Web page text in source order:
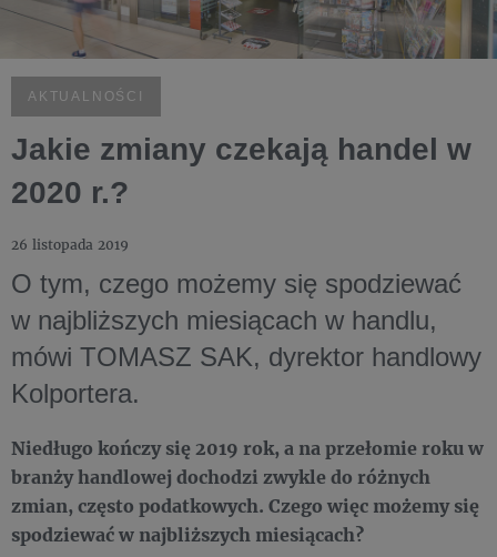
AKTUALNOŚCI
Jakie zmiany czekają handel w
2020 r.?
26 listopada 2019
O tym, czego możemy się spodziewać
w najbliższych miesiącach w handlu,
mówi TOMASZ SAK, dyrektor handlowy
Kolportera.
Niedługo kończy się 2019 rok, a na przełomie roku w
branży handlowej dochodzi zwykle do różnych
zmian, często podatkowych. Czego więc możemy się
spodziewać w najbliższych miesiącach?